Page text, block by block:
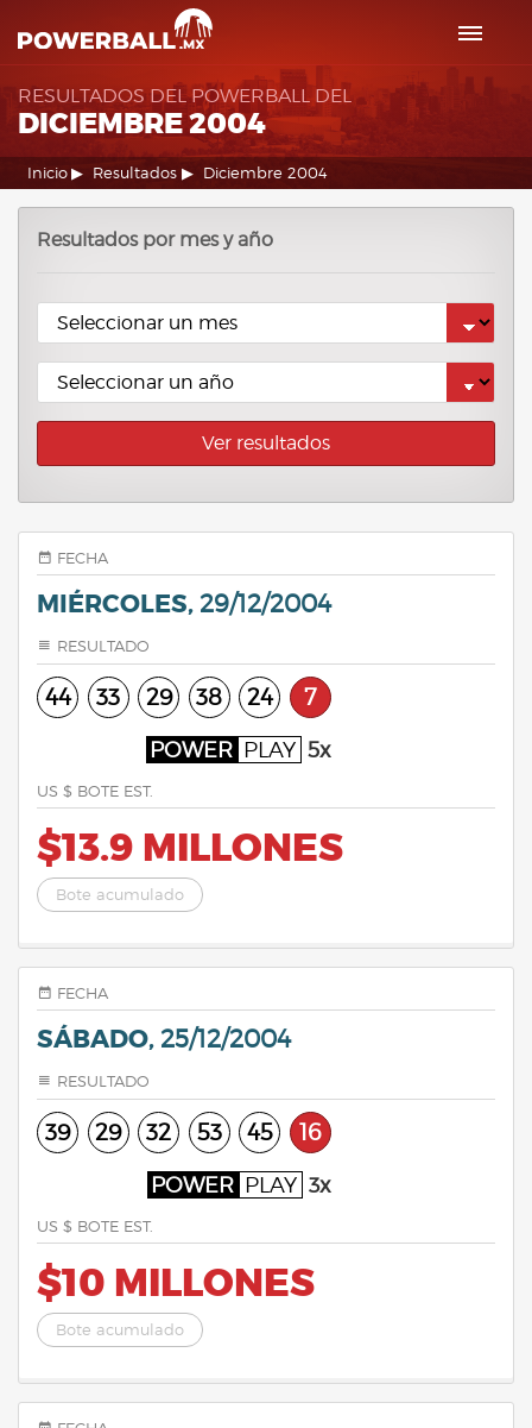
RESULTADOS DEL POWERBALL DEL
DICIEMBRE 2004
Inicio Resultados Diciembre 2004
Resultados por mes y año
Ver resultados
FECHA
MIÉRCOLES, 29/12/2004
RESULTADO
44 33 29 38 24 7
POWER PLAY 5x
US $ BOTE EST.
$13.9 MILLONES
Bote acumulado
FECHA
SÁBADO, 25/12/2004
RESULTADO
39 29 32 53 45 16
POWER PLAY 3x
US $ BOTE EST.
$10 MILLONES
Bote acumulado